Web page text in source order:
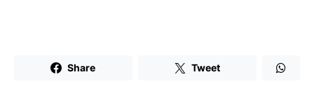
Share Tweet